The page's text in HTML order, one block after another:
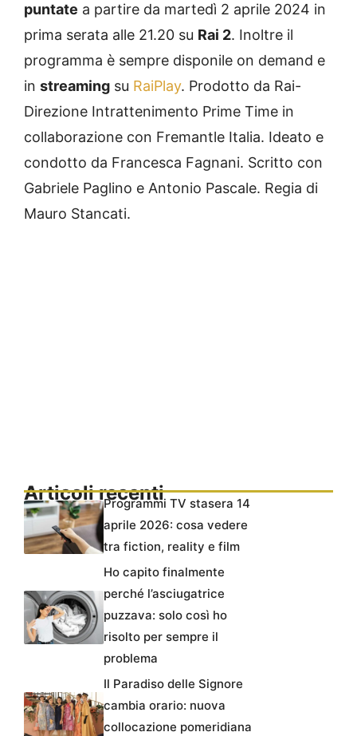
puntate a partire da martedì 2 aprile 2024 in
prima serata alle 21.20 su Rai 2. Inoltre il
programma è sempre disponile on demand e
in streaming su RaiPlay. Prodotto da Rai-
Direzione Intrattenimento Prime Time in
collaborazione con Fremantle Italia. Ideato e
condotto da Francesca Fagnani. Scritto con
Gabriele Paglino e Antonio Pascale. Regia di
Mauro Stancati.
Articoli recentiProgrammi TV stasera 14
aprile 2026: cosa vedere
tra fiction, reality e film
Ho capito finalmente
perché l’asciugatrice
puzzava: solo così ho
risolto per sempre il
problema
Il Paradiso delle Signore
cambia orario: nuova
collocazione pomeridiana